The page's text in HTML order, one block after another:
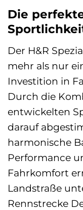
Die
Der H&R
mehr als nur
Investition in
Durch die
entwickelten
darauf
harmonische
Performance
Fahrkomfort
Landstraße
Rennstrecke